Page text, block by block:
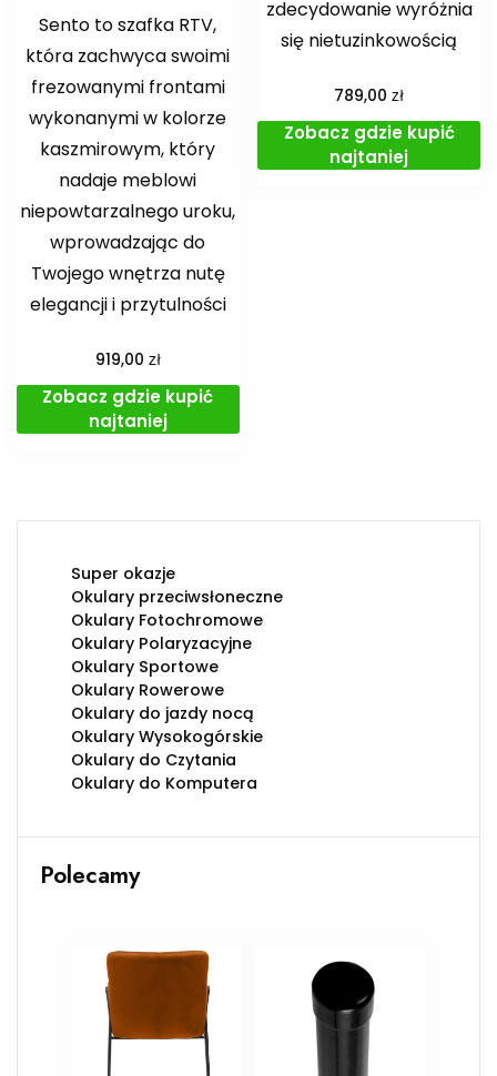
Sento to szafka RTV,
która zachwyca swoimi
frezowanymi frontami
wykonanymi w kolorze
kaszmirowym, który
nadaje meblowi
niepowtarzalnego uroku,
wprowadzając do
Twojego wnętrza nutę
elegancji i przytulności
919,00 zł
Zobacz gdzie kupić
najtaniej
zdecydowanie wyróżnia
się nietuzinkowością
789,00zł
Zobacz gdzie kupić
najtaniej
Super okazje
Okulary przeciwsłoneczne
Okulary Fotochromowe
Okulary Polaryzacyjne
Okulary Sportowe
Okulary Rowerowe
Okulary do jazdy nocą
Okulary Wysokogórskie
Okulary do Czytania
Okulary do Komputera
Polecamy